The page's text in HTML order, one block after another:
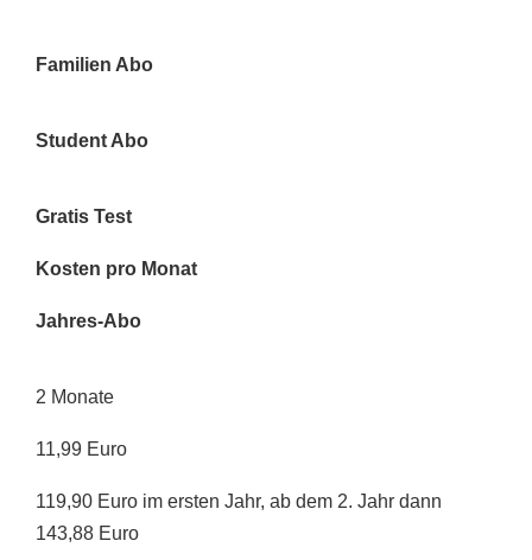
Familien Abo
Student Abo
Gratis Test
Kosten pro Monat
Jahres-Abo
2 Monate
11,99 Euro
119,90 Euro im ersten Jahr, ab dem 2. Jahr dann
143,88 Euro